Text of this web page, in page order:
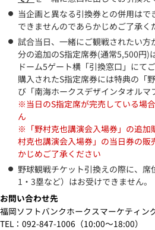
当企画と異なる引換券との併用は
できませんのであらかじめご了承く
試合当日、一緒にご観戦されたい方
分の追加のS指定席券(通常5,500円)
ドーム5ゲート横「引換窓口」にて
購入されたS指定席券には特典の「
び「南海ホークスデザインタオルマ
※当日のS指定席が完売している場
ん
※「野村克也講演会入場券」の追加
村克也講演会入場券」の当日券の販
かじめご了承ください
野球観戦チケット引換えの際に、席
1・3塁など）はお受けできません。
お問い合わせ先
福岡ソフトバンクホークスマーケティン
TEL：092-847-1006（10:00～18:00）